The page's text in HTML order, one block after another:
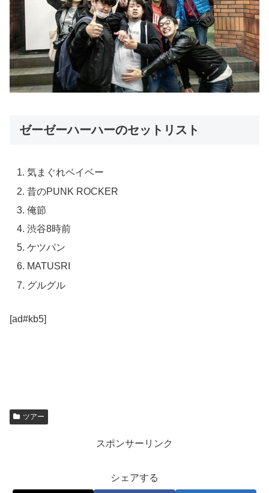
ゼーゼーハーハーのセットリスト
気まぐれベイベー
昔のPUNK ROCKER
俺節
渋谷8時前
ケツパン
MATUSRI
グルグル
[ad#kb5]
ツアー
スポンサーリンク
シェアする